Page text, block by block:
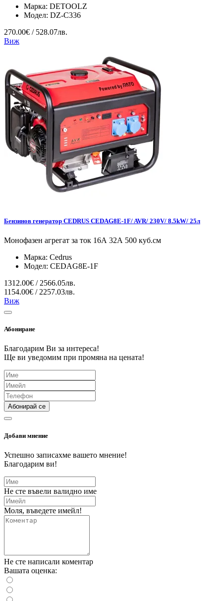
Марка: DETOOLZ
Модел: DZ-C336
270.00€ / 528.07лв.
Виж
Бензинов генератор CEDRUS CEDAG8E-1F/ AVR/ 230V/ 8.5kW/ 25л
Монофазен агрегат за ток 16А 32А 500 куб.см
Марка: Cedrus
Модел: CEDAG8E-1F
1312.00€ / 2566.05лв.
1154.00€ / 2257.03лв.
Виж
Абониране
Благодарим Ви за интереса!
Ще ви уведомим при промяна на цената!
Абонирай се
Добави мнение
Успешно записахме вашето мнение!
Благодарим ви!
Не сте въвели валидно име
Моля, въведете имейл!
Не сте написали коментар
Вашата оценка: